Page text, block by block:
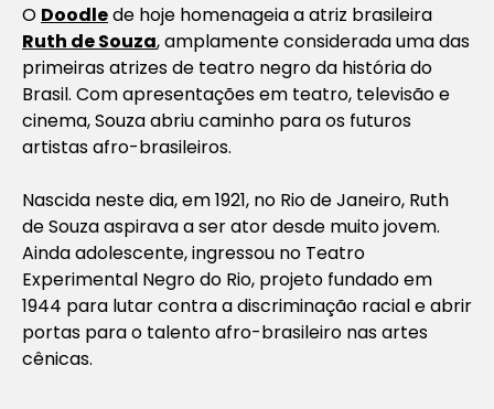
O Doodlede hoje homenageia a atriz brasileira
Ruth de Souza, amplamente considerada uma das
primeiras atrizes de teatro negro da história do
Brasil. Com apresentações em teatro, televisão e
cinema, Souza abriu caminho para os futuros
artistas afro-brasileiros.
Nascida neste dia, em 1921, no Rio de Janeiro, Ruth
de Souza aspirava a ser ator desde muito jovem.
Ainda adolescente, ingressou no Teatro
Experimental Negro do Rio, projeto fundado em
1944 para lutar contra a discriminação racial e abrir
portas para o talento afro-brasileiro nas artes
cênicas.